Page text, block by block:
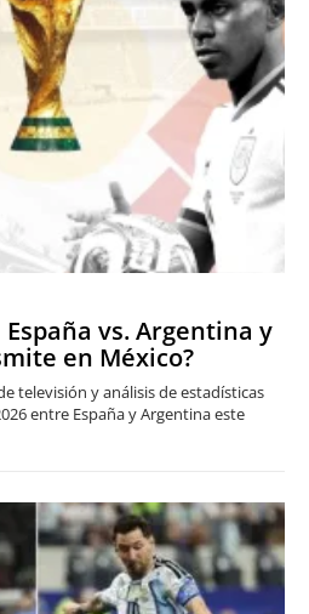
vs. Argentina y
en México?
televisión y análisis de estadísticas
entre España y Argentina este